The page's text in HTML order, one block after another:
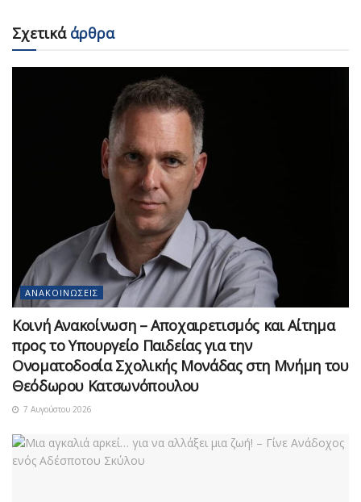
Σχετικάάρθρα
ΑΝΑΚΟΙΝΏΣΕΙΣ
Κοινή Ανακοίνωση – Αποχαιρετισμός και Αίτημα
προς το Υπουργείο Παιδείας για την
Ονοματοδοσία Σχολικής Μονάδας στη Μνήμη του
Θεόδωρου Κατσωνόπουλου
7 Αυγούστου 2026